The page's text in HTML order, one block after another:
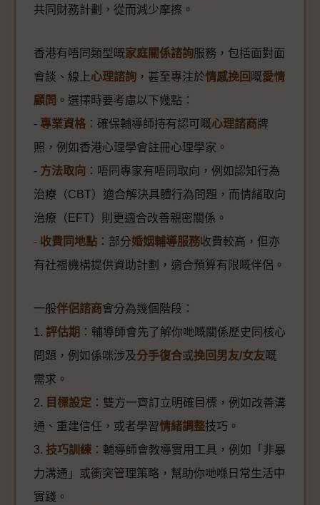
共同財務計劃，從而減少摩擦。
香港有唔同類型嘅家庭關係諮詢服務，包括面對面
會談、線上心理諮詢 ，甚至專注於情感挽回 嘅愛情
顧問 。選擇時要考慮以下幾點：
- 專業資格 ：確保輔導師持有認可嘅心理諮商牌
照，例如香港心理學會註冊心理學家。
- 方法取向 ：唔同專家有唔同取向，例如認知行為
治療（CBT）適合解決具體行為問題，而情緒取向
治療（EFT）則更適合改善親密關係。
- 收費同地點 ：部分婚姻輔導服務收費較高，但亦
有社福機構提供資助計劃，適合預算有限嘅伴侶。
一般伴侶諮商會分為幾個階段：
1. 評估期 ：輔導師會先了解你哋嘅關係歷史同核心
問題，例如係咪涉及分手復合或挽回男友/女友嘅
需求。
2. 目標設定 ：雙方一齊訂立明確目標，例如改善溝
通、重建信任，或者學習情緒調整技巧。
3. 技巧訓練 ：輔導師會教導實用工具，例如「非暴
力溝通」或衝突管理策略，幫助你哋喺日常生活中
實踐。